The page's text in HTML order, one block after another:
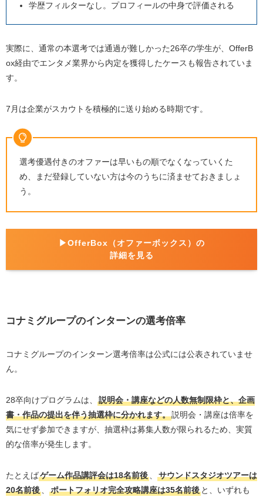
学歴フィルターなし。プロフィールの中身で評価される
実際に、通常の本選考では通過が難しかった26卒の学生が、OfferB
ox経由でエンタメ業界から内定を獲得したケースも報告されていま
す。
7月は企業がスカウトを積極的に送り始める時期です。
選考優遇付きのオファーは早いもの順でなくなっていくた
め、まだ登録していない方は今のうちに済ませておきましょ
う。
▶︎OfferBox（オファーボックス）の
詳細を見る
コナミグループのインターンの選考倍率
コナミグループのインターン選考倍率は公式には公表されていませ
ん。
28卒向けプログラムは、
説明会・講座などの人数無制限枠と、企画
書・作品の提出を伴う抽選枠に分かれます。説明会・講座は倍率を
気にせず参加できますが、抽選枠は募集人数が限られるため、実質
的な倍率が発生します。
たとえばゲーム作品講評会は18名前後、
サウンドスタジオツアーは
20名前後、 ポートフォリオ完全攻略講座は35名前後と、いずれも